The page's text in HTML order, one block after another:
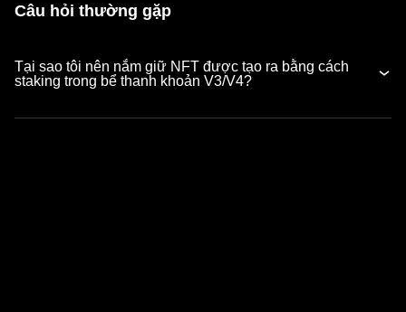
Câu hỏi thường gặp
Tại sao tôi nên nắm giữ NFT được tạo ra bằng cách
staking trong bể thanh khoản V3/V4?